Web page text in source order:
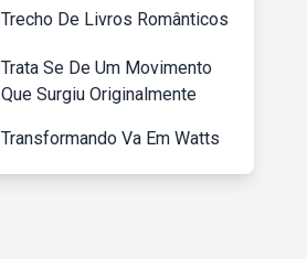
Trecho De Livros Românticos
Trata Se De Um Movimento
Que Surgiu Originalmente
Transformando Va Em Watts